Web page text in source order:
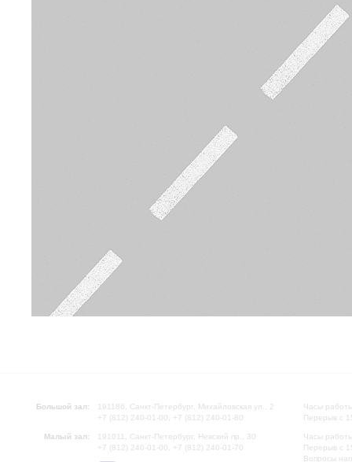
Большой зал:
191186, Санкт-Петербург, Михайловская ул., 2
+7 (812) 240-01-00, +7 (812) 240-01-80
Малый зал:
191011, Санкт-Петербург, Невский пр., 30
+7 (812) 240-01-00, +7 (812) 240-01-70
Часы
Перерыв с
Часы
Перерыв с
Вопросы